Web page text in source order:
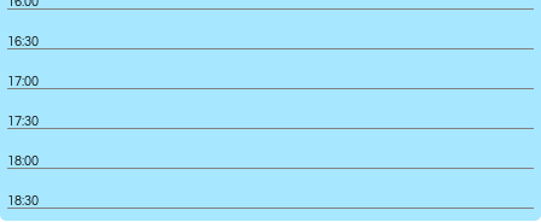
16:30
17:00
17:30
18:00
18:30